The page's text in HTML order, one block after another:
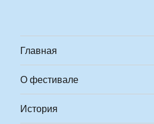
Главная
О фестивале
История